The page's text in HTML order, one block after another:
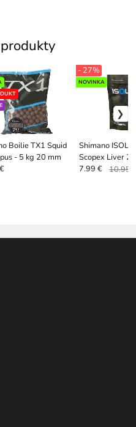
Boilie TX1 Squid
- 5 kg 20 mm
Shimano
Scopex Liver
NOVINKA
- 27%
7.99 € 10.95